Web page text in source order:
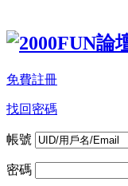
免費註冊
找回密碼
帳號
密碼